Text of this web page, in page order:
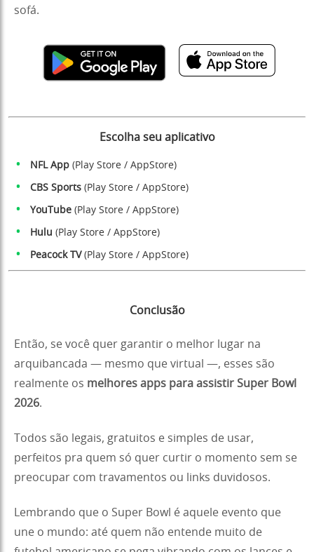
sofá.
Escolha seu aplicativo
NFL App ( Play Store / AppStore)
CBS Sports ( Play Store / AppStore)
YouTube ( Play Store / AppStore)
Hulu ( Play Store / AppStore)
Peacock TV( Play Store / AppStore)
Conclusão
Então, se você quer garantir o melhor lugar na
arquibancada — mesmo que virtual —, esses são
realmente os melhores apps para assistir Super Bowl
2026.
Todos são legais, gratuitos e simples de usar,
perfeitos pra quem só quer curtir o momento sem se
preocupar com travamentos ou links duvidosos.
Lembrando que o Super Bowl é aquele evento que
une o mundo: até quem não entende muito de